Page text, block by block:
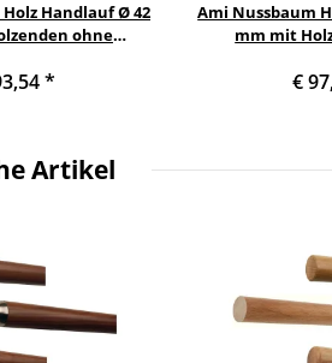
Handlauf Ø 42
ohne
gefräst
*
Ami Nussbaum
mm mit
€
Artikel